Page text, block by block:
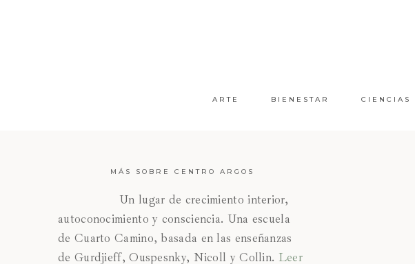
ARTE BIENESTAR CIENCIAS
MÁS SOBRE CENTRO ARGOS
Un lugar de crecimiento interior,
autoconocimiento y consciencia. Una escuela
de Cuarto Camino, basada en las enseñanzas
de Gurdjieff, Ouspesnky, Nicoll y Collin. Leer